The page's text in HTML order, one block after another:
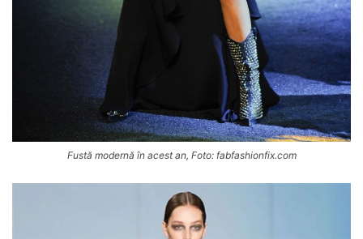
Fustă modernă în acest an, Foto: fabfashionfix.com